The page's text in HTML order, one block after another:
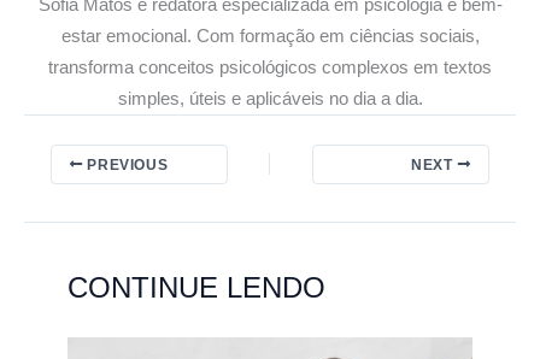
Sofia Matos é redatora especializada em psicologia e bem-
estar emocional. Com formação em ciências sociais,
transforma conceitos psicológicos complexos em textos
simples, úteis e aplicáveis no dia a dia.
PREVIOUS NEXT
CONTINUE LENDO